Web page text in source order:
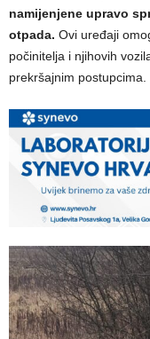
namijenjene upravo
otpada. Ovi uređaji
počinitelja i njihovih
prekršajnim postupcima.